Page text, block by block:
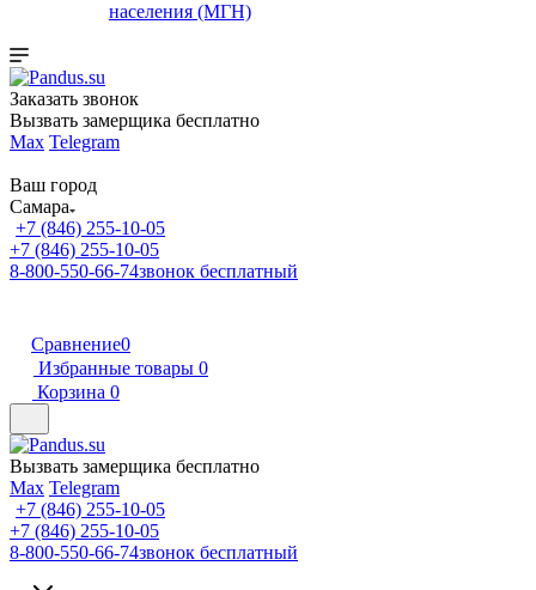
населения (МГН)
Заказать звонок
Вызвать замерщика бесплатно
Max Telegram
Ваш город
Самара
+7 (846) 255-10-05
+7 (846) 255-10-05
8-800-550-66-74звонок бесплатный
Сравнение0
Избранные товары 0
Корзина 0
Вызвать замерщика бесплатно
Max Telegram
+7 (846) 255-10-05
+7 (846) 255-10-05
8-800-550-66-74звонок бесплатный